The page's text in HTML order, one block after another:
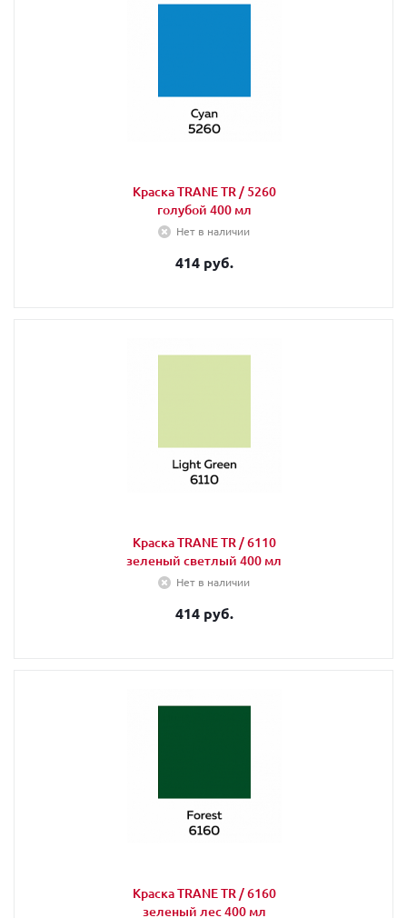
Краска TRANE TR / 5260
голубой 400 мл
Нет в наличии
414 руб.
Краска TRANE TR / 6110
зеленый светлый 400 мл
Нет в наличии
414 руб.
Краска TRANE TR / 6160
зеленый лес 400 мл